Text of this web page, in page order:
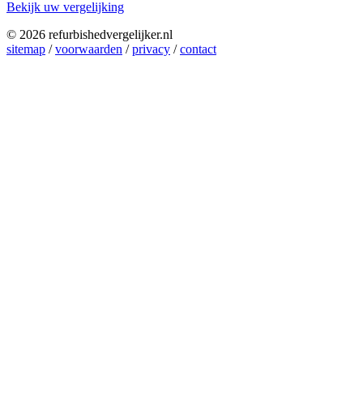
Bekijk uw vergelijking
© 2026 refurbishedvergelijker.nl
sitemap /voorwaarden /privacy /contact